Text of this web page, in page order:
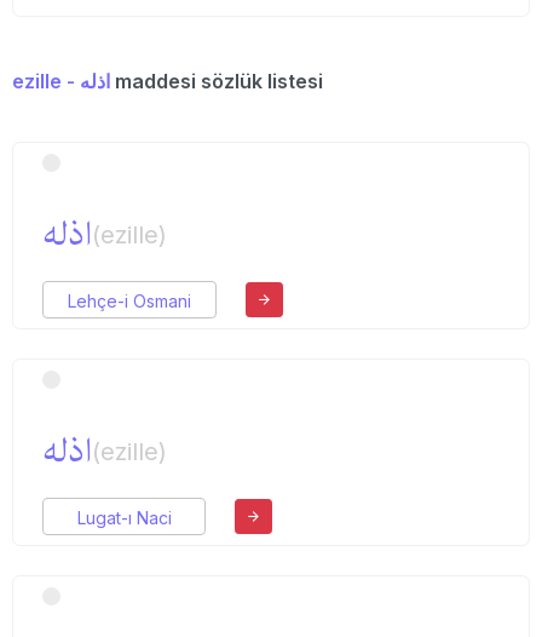
ezille - اذله maddesi sözlük listesi
اذله(ezille)
Lehçe-i Osmani
اذله(ezille)
Lugat-ı Naci